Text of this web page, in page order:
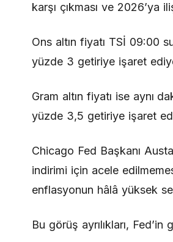
karşı çıkması ve 2026’ya
Ons altın fiyatı TSİ 09:00
yüzde 3 getiriye işaret
Gram altın fiyatı ise aynı
yüzde 3,5 getiriye işaret
Chicago Fed Başkanı
indirimi için acele
enflasyonun hâlâ yüksek
Bu görüş ayrılıkları,